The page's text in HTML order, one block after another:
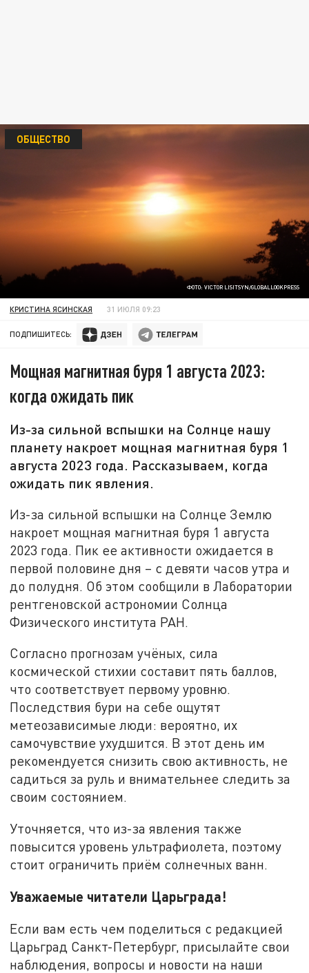
ФОТО: VICTOR LISITSYN/GLOBALLOOKPRESS
ОБЩЕСТВО
КРИСТИНА ЯСИНСКАЯ 31 ИЮЛЯ 09:23
ПОДПИШИТЕСЬ:
Мощная магнитная буря 1 августа 2023:
когда ожидать пик
Из-за сильной вспышки на Солнце нашу
планету накроет мощная магнитная буря 1
августа 2023 года. Рассказываем, когда
ожидать пик явления.
Из-за сильной вспышки на Солнце Землю
накроет мощная магнитная буря 1 августа
2023 года. Пик ее активности ожидается в
первой половине дня – с девяти часов утра и
до полудня. Об этом сообщили в Лаборатории
рентгеновской астрономии Солнца
Физического института РАН.
Согласно прогнозам учёных, сила
космической стихии составит пять баллов,
что соответствует первому уровню.
Последствия бури на себе ощутят
метеозависимые люди: вероятно, их
самочувствие ухудшится. В этот день им
рекомендуется снизить свою активность, не
садиться за руль и внимательнее следить за
своим состоянием.
Уточняется, что из-за явления также
повысится уровень ультрафиолета, поэтому
стоит ограничить приём солнечных ванн.
Уважаемые читатели Царьграда!
Если вам есть чем поделиться с редакцией
Царьград Санкт-Петербург, присылайте свои
наблюдения, вопросы и новости на наши